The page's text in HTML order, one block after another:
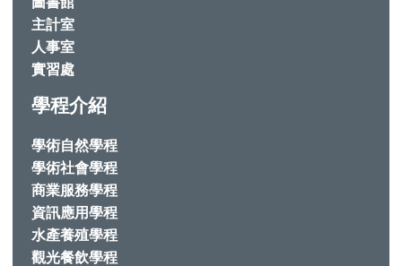
主計室
人事室
實習處
學程介紹
學術自然學程
學術社會學程
商業服務學程
資訊應用學程
水產養殖學程
觀光餐飲學程